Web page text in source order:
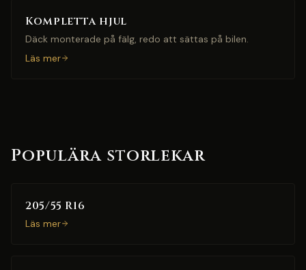
Kompletta hjul
Däck monterade på fälg, redo att sättas på bilen.
Läs mer
Populära storlekar
205/55 R16
Läs mer